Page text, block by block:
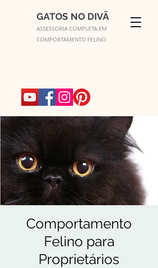
GATOS NO DIVÃ
ASSESSORIA COMPLETA EM
COMPORTAMENTO FELINO
Comportamento
Felino para
Proprietários